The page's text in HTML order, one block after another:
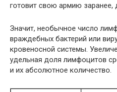
готовит свою армию заранее,
Значит, необычное число
враждебных бактерий или
кровеносной системы.
удельная доля лимфоцитов
и их абсолютное количество.